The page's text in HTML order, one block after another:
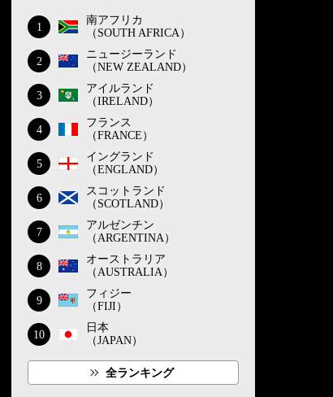
1
南アフリカ
（SOUTH AFRICA）
2
ニュージーランド
（NEW ZEALAND）
3
アイルランド
（IRELAND）
4
フランス
（FRANCE）
5
イングランド
（ENGLAND）
6
スコットランド
（SCOTLAND）
7
アルゼンチン
（ARGENTINA）
8
オーストラリア
（AUSTRALIA）
9
フィジー
（FIJI）
10
日本
（JAPAN）
全ランキング